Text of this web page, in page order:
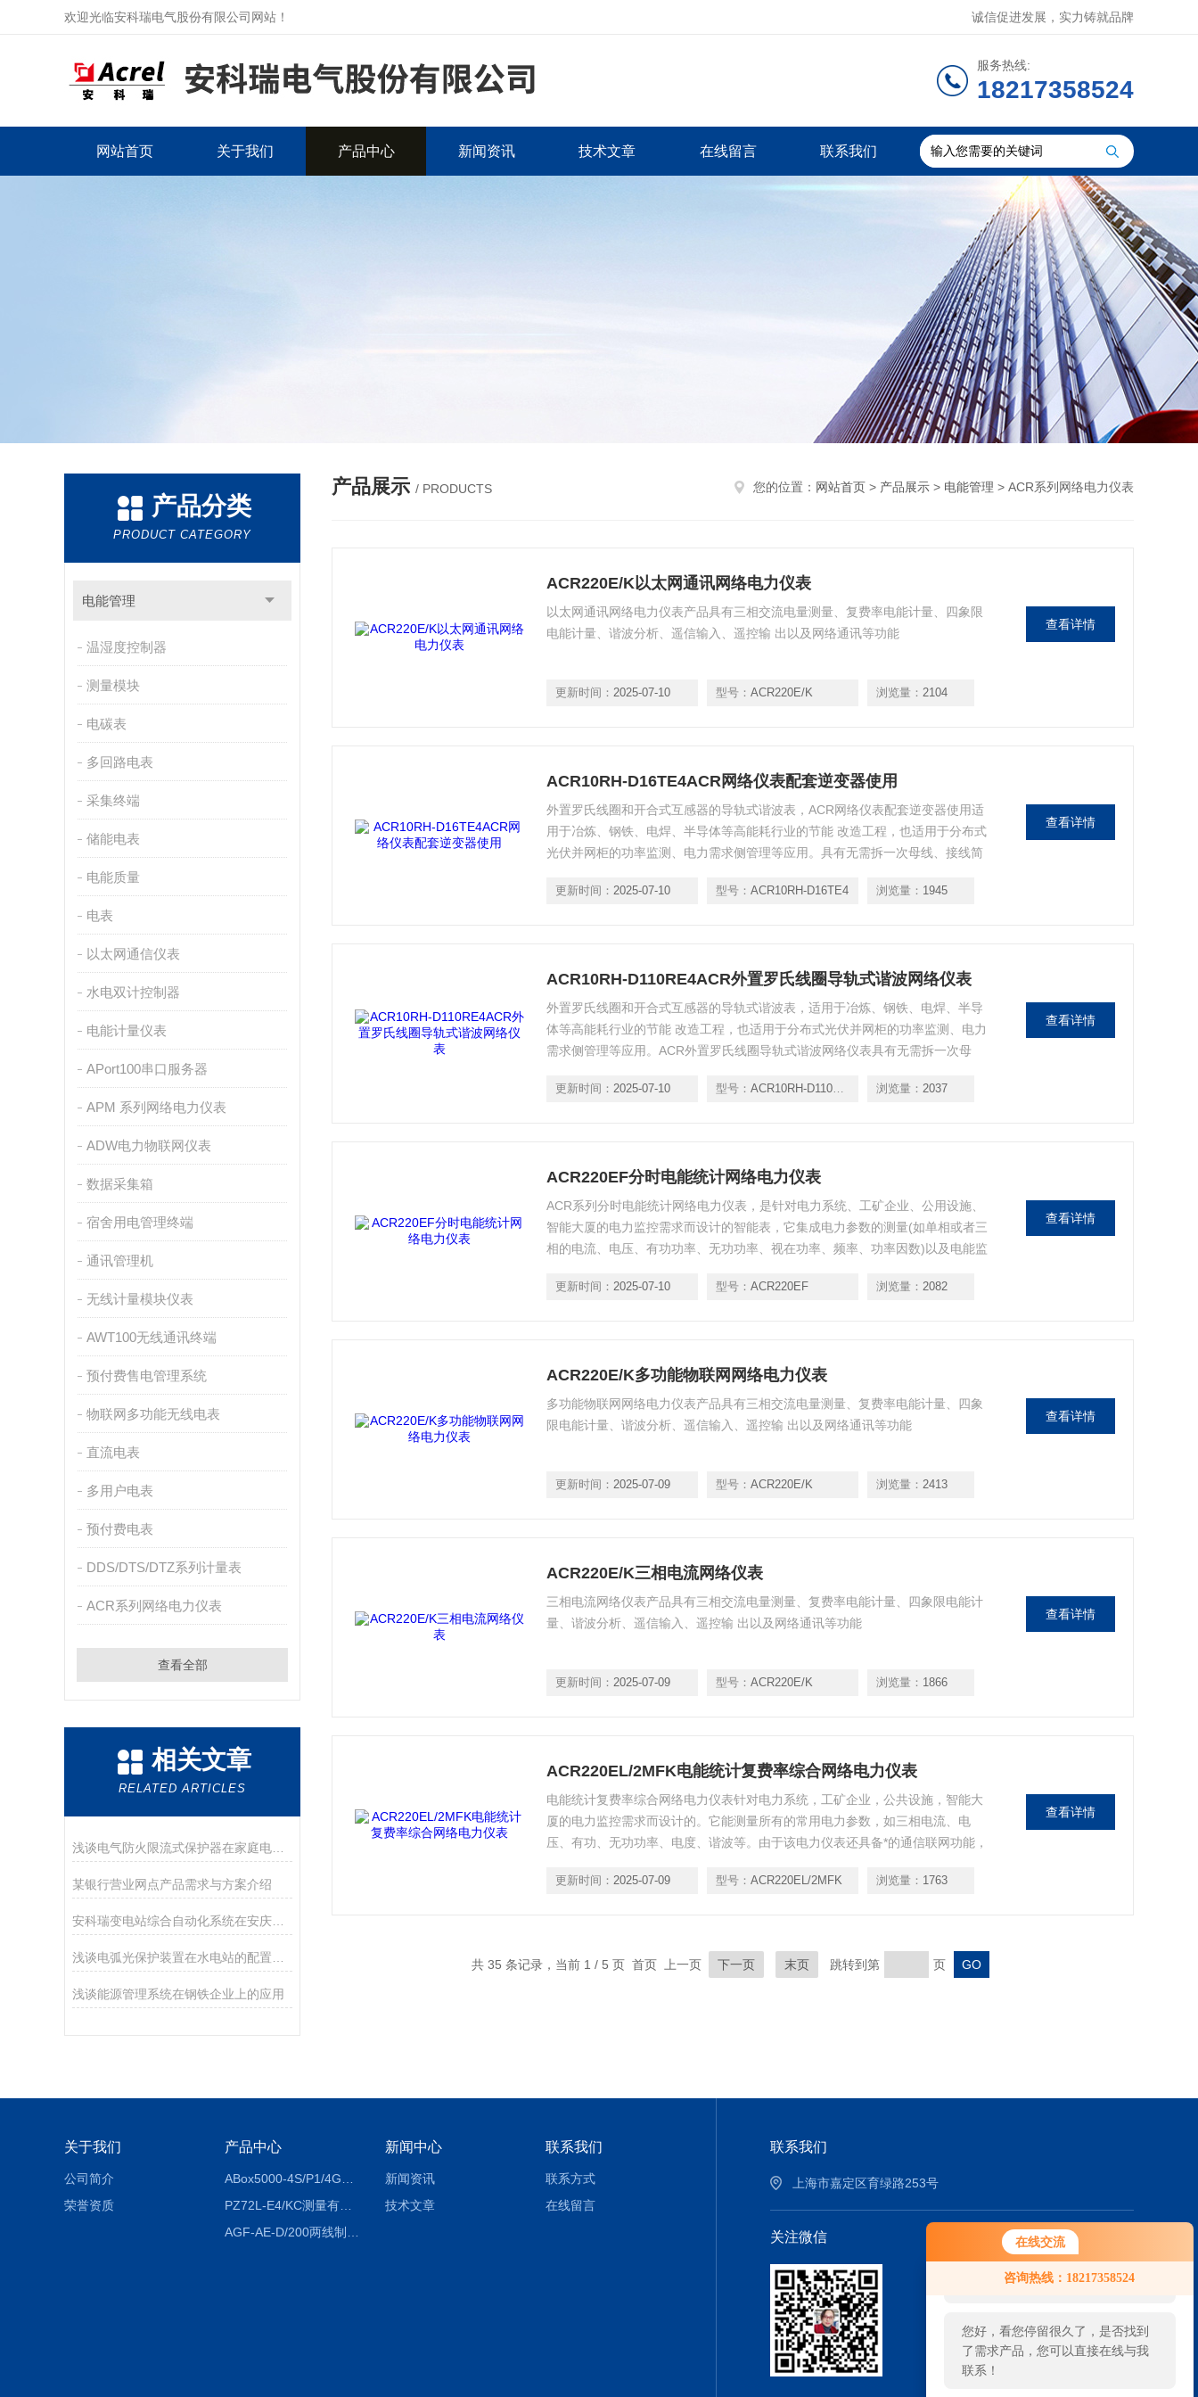
在线交流
咨询热线：18217358524
您好！欢迎前来咨询，很高兴为您
服务，请问您要咨询什么问题呢？
您好，看您停留很久了，是否找到
了需求产品，您可以直接在线与我
联系！
欢迎光临安科瑞电气股份有限公司网站！ 诚信促进发展，实力铸就品牌
服务热线:
18217358524
网站首页 关于我们 产品中心 新闻资讯 技术文章 在线留言 联系我们
产品分类
PRODUCT CATEGORY
电能管理
温湿度控制器
测量模块
电碳表
多回路电表
采集终端
储能电表
电能质量
电表
以太网通信仪表
水电双计控制器
电能计量仪表
APort100串口服务器
APM 系列网络电力仪表
ADW电力物联网仪表
数据采集箱
宿舍用电管理终端
通讯管理机
无线计量模块仪表
AWT100无线通讯终端
预付费售电管理系统
物联网多功能无线电表
直流电表
多用户电表
预付费电表
DDS/DTS/DTZ系列计量表
ACR系列网络电力仪表
查看全部
相关文章
RELATED ARTICLES
浅谈电气防火限流式保护器在家庭电气火灾防范中的应用
某银行营业网点产品需求与方案介绍
安科瑞变电站综合自动化系统在安庆市静脉产业园应用
浅谈能源管理系统在钢铁企业上的应用
产品展示 / PRODUCTS 您的位置： 网站首页 > 产品展示 > 电能管理 > ACR系列网络电力仪表
ACR220E/K以太网通讯网络电力仪表
以太网通讯网络电力仪表产品具有三相交流电量测量、复费率电能计量、四象限
电能计量、谐波分析、遥信输入、遥控输 出以及网络通讯等功能
更新时间： 2025-07-10 型号： ACR220E/K 浏览量： 2104
查看详情
ACR10RH-D16TE4ACR网络仪表配套逆变器使用
外置罗氏线圈和开合式互感器的导轨式谐波表，ACR网络仪表配套逆变器使用适
用于冶炼、钢铁、电焊、半导体等高能耗行业的节能 改造工程，也适用于分布式
光伏并网柜的功率监测、电力需求侧管理等应用。具有无需拆一次母线、接线简
更新时间： 2025-07-10 型号： ACR10RH-D16TE4 浏览量： 1945
查看详情
ACR10RH-D110RE4ACR外置罗氏线圈导轨式谐波网络仪表
外置罗氏线圈和开合式互感器的导轨式谐波表，适用于冶炼、钢铁、电焊、半导
体等高能耗行业的节能 改造工程，也适用于分布式光伏并网柜的功率监测、电力
需求侧管理等应用。ACR外置罗氏线圈导轨式谐波网络仪表具有无需拆一次母
更新时间： 2025-07-10 型号： ACR10RH-D110RE4 浏览量： 2037
查看详情
ACR220EF分时电能统计网络电力仪表
ACR系列分时电能统计网络电力仪表，是针对电力系统、工矿企业、公用设施、
智能大厦的电力监控需求而设计的智能表，它集成电力参数的测量(如单相或者三
相的电流、电压、有功功率、无功功率、视在功率、频率、功率因数)以及电能监
更新时间： 2025-07-10 型号： ACR220EF 浏览量： 2082
查看详情
ACR220E/K多功能物联网网络电力仪表
多功能物联网网络电力仪表产品具有三相交流电量测量、复费率电能计量、四象
限电能计量、谐波分析、遥信输入、遥控输 出以及网络通讯等功能
更新时间： 2025-07-09 型号： ACR220E/K 浏览量： 2413
查看详情
ACR220E/K三相电流网络仪表
三相电流网络仪表产品具有三相交流电量测量、复费率电能计量、四象限电能计
量、谐波分析、遥信输入、遥控输 出以及网络通讯等功能
更新时间： 2025-07-09 型号： ACR220E/K 浏览量： 1866
查看详情
ACR220EL/2MFK电能统计复费率综合网络电力仪表
电能统计复费率综合网络电力仪表针对电力系统，工矿企业，公共设施，智能大
厦的电力监控需求而设计的。它能测量所有的常用电力参数，如三相电流、电
压、有功、无功功率、电度、谐波等。由于该电力仪表还具备*的通信联网功能，
更新时间： 2025-07-09 型号： ACR220EL/2MFK 浏览量： 1763
查看详情
共 35 条记录，当前 1 / 5 页 首页 上一页 下一页 末页 跳转到第 页
关于我们
公司简介
荣誉资质
产品中心
PZ72L-E4/KC测量有功电能（EPI/EPE）嵌入式电表
新闻中心
新闻资讯
技术文章
联系我们
联系方式
在线留言
联系我们
上海市嘉定区育绿路253号
关注微信